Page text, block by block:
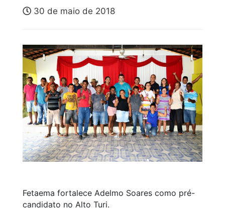
30 de maio de 2018
Fetaema fortalece Adelmo Soares como pré-
candidato no Alto Turi.